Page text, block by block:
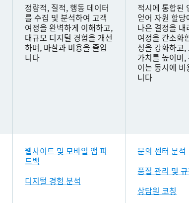
정량적, 질적, 행동 데이터
를 수집 및 분석하여 고객
여정을 완벽하게 이해하고,
대규모 디지털 경험을 개선
하며, 마찰과 비용을 줄입
니다
적시에 통합된
얻어 자원 할당
나은 결정을 내
여정을 간소화
성을 강화하고,
가치를 높이며,
이는 동시에 비
니다
웹사이트 및 모바일 앱 피
드백
디지털 경험 분석
문의 센터 분석
품질 관리 및
상담원 코칭